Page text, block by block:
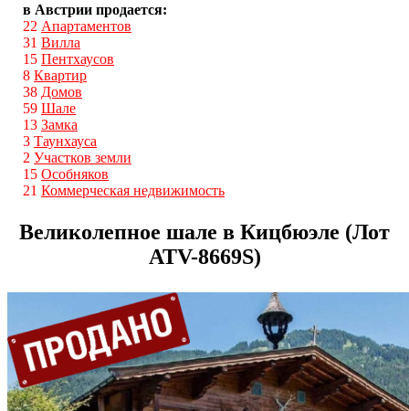
в Австрии продается:
22 Апартаментов
31 Вилла
15 Пентхаусов
8 Квартир
38 Домов
59 Шале
13 Замка
3 Таунхауса
2 Участков земли
15 Особняков
21 Коммерческая недвижимость
Великолепное шале в Кицбюэле (Лот
ATV-8669S)